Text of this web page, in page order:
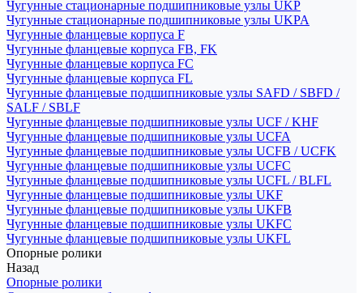
Чугунные стационарные подшипниковые узлы UKP
Чугунные стационарные подшипниковые узлы UKPA
Чугунные фланцевые корпуса F
Чугунные фланцевые корпуса FB, FK
Чугунные фланцевые корпуса FC
Чугунные фланцевые корпуса FL
Чугунные фланцевые подшипниковые узлы SAFD / SBFD /
SALF / SBLF
Чугунные фланцевые подшипниковые узлы UCF / KHF
Чугунные фланцевые подшипниковые узлы UCFA
Чугунные фланцевые подшипниковые узлы UCFB / UCFK
Чугунные фланцевые подшипниковые узлы UCFC
Чугунные фланцевые подшипниковые узлы UCFL / BLFL
Чугунные фланцевые подшипниковые узлы UKF
Чугунные фланцевые подшипниковые узлы UKFB
Чугунные фланцевые подшипниковые узлы UKFC
Чугунные фланцевые подшипниковые узлы UKFL
Опорные ролики
Назад
Опорные ролики